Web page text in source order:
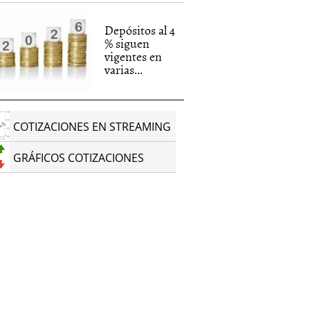
Depósitos al 4
% siguen
vigentes en
varias...
COTIZACIONES EN STREAMING
GRÁFICOS COTIZACIONES